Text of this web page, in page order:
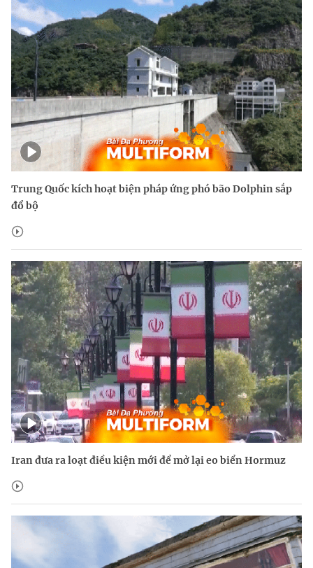
Trung Quốc kích hoạt biện pháp ứng phó bão Dolphin sắp
đổ bộ
Iran đưa ra loạt điều kiện mới để mở lại eo biển Hormuz